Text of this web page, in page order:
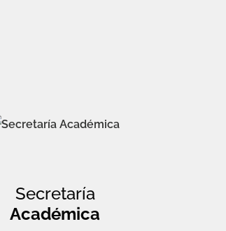
Secretaría
Académica